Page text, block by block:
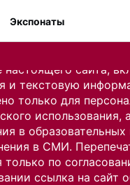
сайта,
и текстовую
только для
использования,
в
в СМИ.
только по
ссылка на сайт
Экспонаты